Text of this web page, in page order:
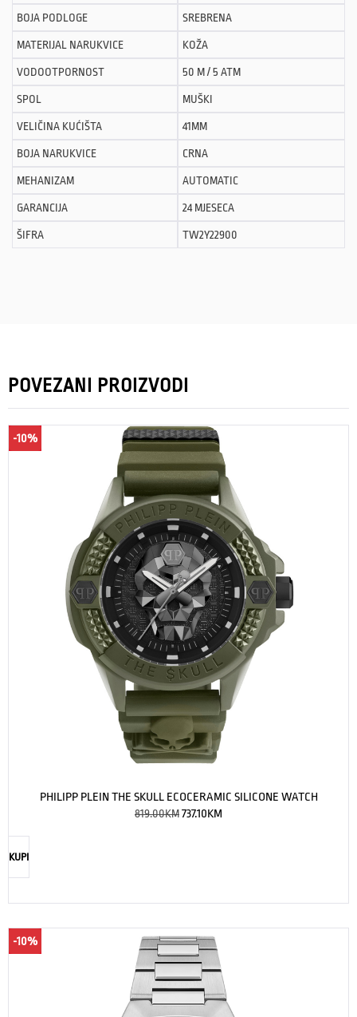
BOJA PODLOGE SREBRENA
MATERIJAL NARUKVICE KOŽA
VODOOTPORNOST 50 M / 5 ATM
SPOL MUŠKI
VELIČINA KUĆIŠTA 41MM
BOJA NARUKVICE CRNA
MEHANIZAM AUTOMATIC
GARANCIJA 24 MJESECA
ŠIFRA TW2Y22900
POVEZANI PROIZVODI
-10%
PHILIPP PLEIN THE SKULL ECOCERAMIC SILICONE WATCH
819.00KM737.10KM
KUPI
-10%